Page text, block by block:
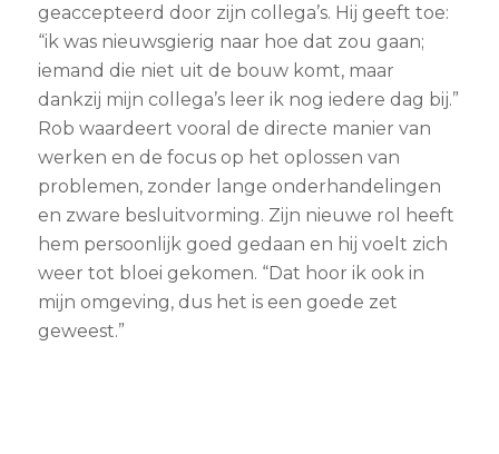
geaccepteerd door zijn collega’s. Hij geeft toe:
“ik was nieuwsgierig naar hoe dat zou gaan;
iemand die niet uit de bouw komt, maar
dankzij mijn collega’s leer ik nog iedere dag bij.”
Rob waardeert vooral de directe manier van
werken en de focus op het oplossen van
problemen, zonder lange onderhandelingen
en zware besluitvorming. Zijn nieuwe rol heeft
hem persoonlijk goed gedaan en hij voelt zich
weer tot bloei gekomen. “Dat hoor ik ook in
mijn omgeving, dus het is een goede zet
geweest.”